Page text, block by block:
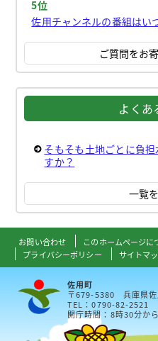
5位
佐用チャンネルの番組はい
ご質問をお
よくあ
そもそも土地ごとに負
すか？
一覧
お問い合わせ このホームページに
プライバシーポリシー
サイトマ
佐用町
〒679-5380 兵庫県佐
TEL：0790-82-2521
開庁時間：8時30分か